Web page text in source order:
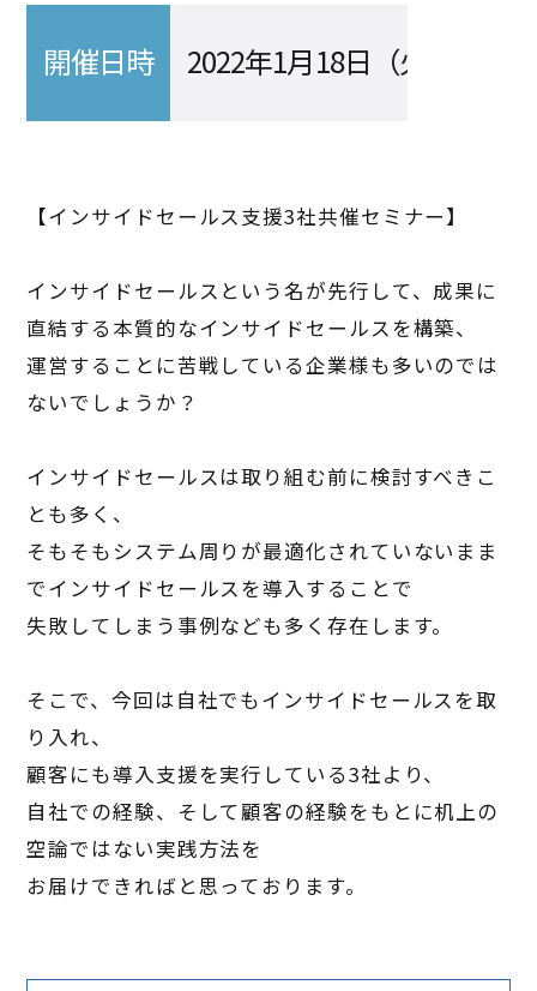
開催日時 2022年1月18日（火） 16:00
【インサイドセールス支援3社共催セミナー】
インサイドセールスという名が先行して、成果に
直結する本質的なインサイドセールスを構築、
運営することに苦戦している企業様も多いのでは
ないでしょうか？
インサイドセールスは取り組む前に検討すべきこ
とも多く、
そもそもシステム周りが最適化されていないまま
でインサイドセールスを導入することで
失敗してしまう事例なども多く存在します。
そこで、今回は自社でもインサイドセールスを取
り入れ、
顧客にも導入支援を実行している3社より、
自社での経験、そして顧客の経験をもとに机上の
空論ではない実践方法を
お届けできればと思っております。